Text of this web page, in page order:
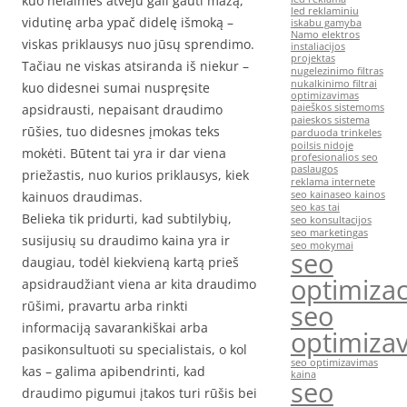
vidutinę arba ypač didelę išmoką –
viskas priklausys nuo jūsų sprendimo.
Tačiau ne viskas atsiranda iš niekur –
kuo didesnei sumai nuspręsite
apsidrausti, nepaisant draudimo
rūšies, tuo didesnes įmokas teks
mokėti. Būtent tai yra ir dar viena
priežastis, nuo kurios priklausys, kiek
kainuos draudimas.
Belieka tik pridurti, kad subtilybių,
susijusių su draudimo kaina yra ir
daugiau, todėl kiekvieną kartą prieš
apsidraudžiant viena ar kita draudimo
rūšimi, pravartu arba rinkti
informaciją savarankiškai arba
pasikonsultuoti su specialistais, o kol
kas – galima apibendrinti, kad
draudimo pigumui įtakos turi rūšis bei
led reklaminiu
iskabu gamyba
Namo elektros
instaliacijos
projektas
nugelezinimo filtras
nukalkinimo filtrai
optimizavimas
paieškos sistemoms
paieskos sistema
parduoda trinkeles
poilsis nidoje
profesionalios seo
paslaugos
reklama internete
seo kainaseo kainos
seo kas tai
seo konsultacijos
seo marketingas
seo mokymai
seo
seo
seo optimizavimas
kaina
seo